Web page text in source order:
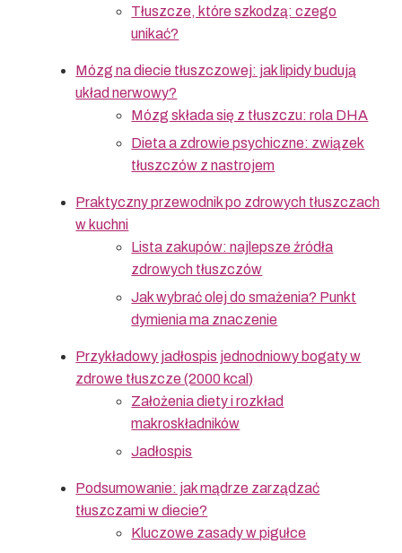
Tłuszcze, które szkodzą: czego
unikać?
Mózg na diecie tłuszczowej: jak lipidy budują
układ nerwowy?
Mózg składa się z tłuszczu: rola DHA
Dieta a zdrowie psychiczne: związek
tłuszczów z nastrojem
Praktyczny przewodnik po zdrowych tłuszczach
w kuchni
Lista zakupów: najlepsze źródła
zdrowych tłuszczów
Jak wybrać olej do smażenia? Punkt
dymienia ma znaczenie
Przykładowy jadłospis jednodniowy bogaty w
zdrowe tłuszcze (2000 kcal)
Założenia diety i rozkład
makroskładników
Jadłospis
Podsumowanie: jak mądrze zarządzać
tłuszczami w diecie?
Kluczowe zasady w pigułce